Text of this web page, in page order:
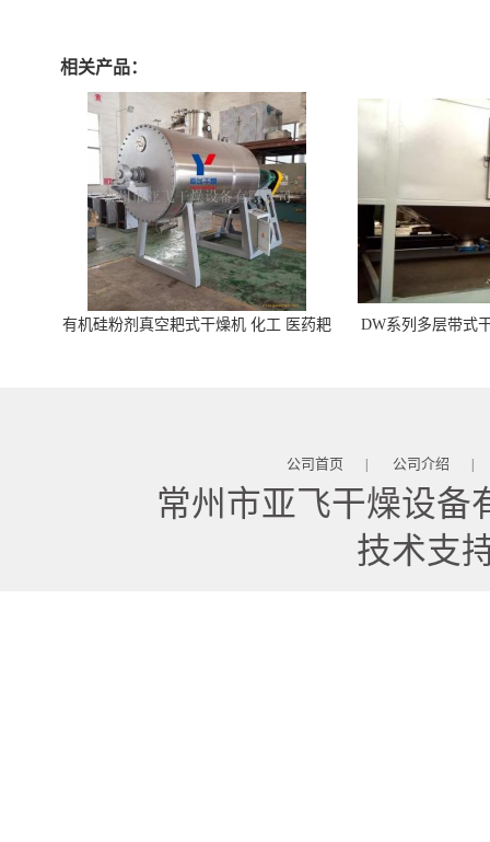
相关产品：
有机硅粉剂真空耙式干燥机 化工 医药耙
DW系列多层带式
公司首页 | 公司介绍 |
常州市亚飞干燥设备
技术支